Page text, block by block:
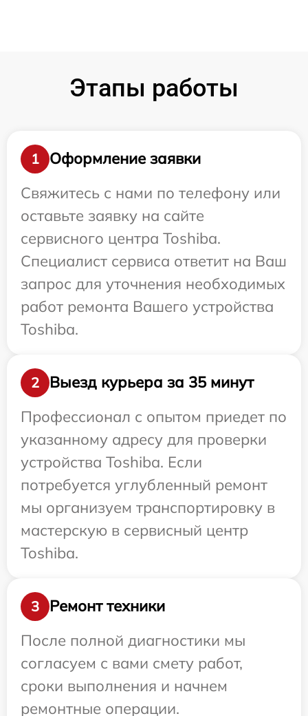
Этапы работы
1
Оформление заявки
Свяжитесь с нами по телефону или
оставьте заявку на сайте
сервисного центра Toshiba.
Специалист сервиса ответит на Ваш
запрос для уточнения необходимых
работ ремонта Вашего устройства
Toshiba.
2
Выезд курьера за 35 минут
Профессионал с опытом приедет по
указанному адресу для проверки
устройства Toshiba. Если
потребуется углубленный ремонт
мы организуем транспортировку в
мастерскую в сервисный центр
Toshiba.
3
Ремонт техники
После полной диагностики мы
согласуем с вами смету работ,
сроки выполнения и начнем
ремонтные операции.